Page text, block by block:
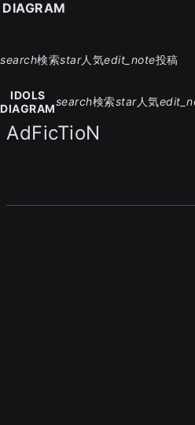
search検索star人気edit_note投稿
IDOLS
DIAGRAM
search検索star人気
AdFicTioN